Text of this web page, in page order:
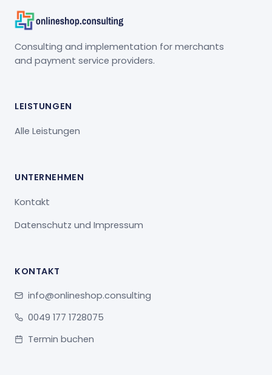
Consulting and implementation for merchants
and payment service providers.
LEISTUNGEN
Alle Leistungen
UNTERNEHMEN
Kontakt
Datenschutz und Impressum
KONTAKT
info@onlineshop.consulting
0049 177 1728075
Termin buchen